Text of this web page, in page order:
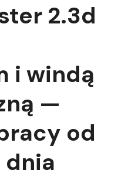
2.3d
i windą
—
od
dnia